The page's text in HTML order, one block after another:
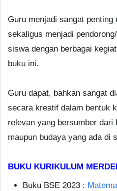
Guru menjadi sangat penting
sekaligus menjadi
siswa dengan berbagai
buku ini.
Guru dapat, bahkan sangat
secara kreatif dalam bentuk
relevan yang bersumber dari
maupun budaya yang ada di
BUKU KURIKULUM
Buku BSE 2023 :